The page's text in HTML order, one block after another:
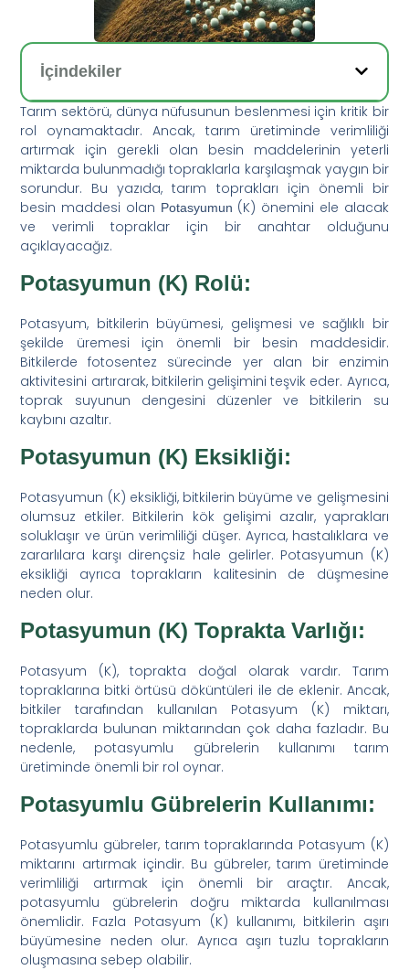
İçindekiler
Tarım sektörü, dünya nüfusunun beslenmesi için kritik bir
rol oynamaktadır. Ancak, tarım üretiminde verimliliği
artırmak için gerekli olan besin maddelerinin yeterli
miktarda bulunmadığı topraklarla karşılaşmak yaygın bir
sorundur. Bu yazıda, tarım toprakları için önemli bir
besin maddesi olan Potasyumun (K) önemini ele alacak
ve verimli topraklar için bir anahtar olduğunu
açıklayacağız.
Potasyumun (K) Rolü:
Potasyum, bitkilerin büyümesi, gelişmesi ve sağlıklı bir
şekilde üremesi için önemli bir besin maddesidir.
Bitkilerde fotosentez sürecinde yer alan bir enzimin
aktivitesini artırarak, bitkilerin gelişimini teşvik eder. Ayrıca,
toprak suyunun dengesini düzenler ve bitkilerin su
kaybını azaltır.
Potasyumun (K) Eksikliği:
Potasyumun (K) eksikliği, bitkilerin büyüme ve gelişmesini
olumsuz etkiler. Bitkilerin kök gelişimi azalır, yaprakları
soluklaşır ve ürün verimliliği düşer. Ayrıca, hastalıklara ve
zararlılara karşı dirençsiz hale gelirler. Potasyumun (K)
eksikliği ayrıca toprakların kalitesinin de düşmesine
neden olur.
Potasyumun (K) Toprakta Varlığı:
Potasyum (K), toprakta doğal olarak vardır. Tarım
topraklarına bitki örtüsü döküntüleri ile de eklenir. Ancak,
bitkiler tarafından kullanılan Potasyum (K) miktarı,
topraklarda bulunan miktarından çok daha fazladır. Bu
nedenle, potasyumlu gübrelerin kullanımı tarım
üretiminde önemli bir rol oynar.
Potasyumlu Gübrelerin Kullanımı:
Potasyumlu gübreler, tarım topraklarında Potasyum (K)
miktarını artırmak içindir. Bu gübreler, tarım üretiminde
verimliliği artırmak için önemli bir araçtır. Ancak,
potasyumlu gübrelerin doğru miktarda kullanılması
önemlidir. Fazla Potasyum (K) kullanımı, bitkilerin aşırı
büyümesine neden olur. Ayrıca aşırı tuzlu toprakların
oluşmasına sebep olabilir.